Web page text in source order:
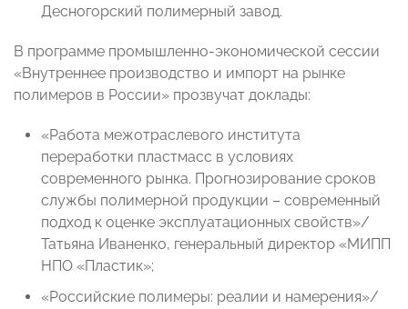
Десногорский полимерный завод.
В программе промышленно-экономической сессии
«Внутреннее производство и импорт на рынке
полимеров в России» прозвучат доклады:
«Работа межотраслевого института
переработки пластмасс в условиях
современного рынка. Прогнозирование сроков
службы полимерной продукции – современный
подход к оценке эксплуатационных свойств»/
Татьяна Иваненко, генеральный директор «МИПП
НПО «Пластик»;
«Российские полимеры: реалии и намерения»/